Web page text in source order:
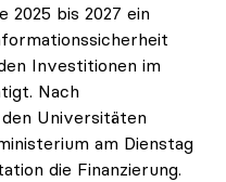
2025 bis 2027 ein
Investitionen im
Nach
Universitäten
am Dienstag
die Finanzierung.